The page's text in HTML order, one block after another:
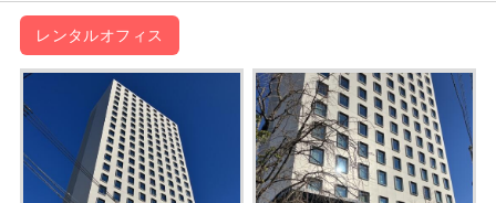
レンタルオフィス